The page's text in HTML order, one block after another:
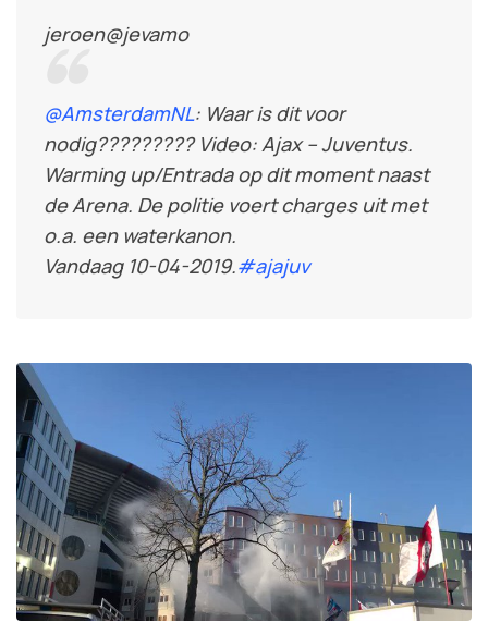
jeroen@jevamo
@AmsterdamNL: Waar is dit voor
nodig????????? Video: Ajax – Juventus.
Warming up/Entrada op dit moment naast
de Arena. De politie voert charges uit met
o.a. een waterkanon.
Vandaag 10-04-2019.#ajajuv